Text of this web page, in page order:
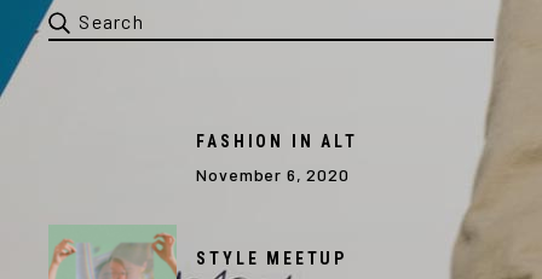
Search
for:
FASHION IN ALT
November 6, 2020
STYLE MEETUP